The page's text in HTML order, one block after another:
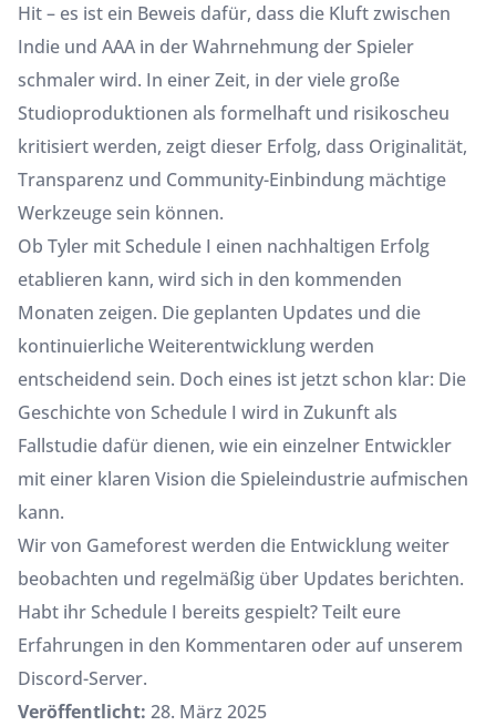
Hit – es ist ein Beweis dafür, dass die Kluft zwischen
Indie und AAA in der Wahrnehmung der Spieler
schmaler wird. In einer Zeit, in der viele große
Studioproduktionen als formelhaft und risikoscheu
kritisiert werden, zeigt dieser Erfolg, dass Originalität,
Transparenz und Community-Einbindung mächtige
Werkzeuge sein können.
Ob Tyler mit Schedule I einen nachhaltigen Erfolg
etablieren kann, wird sich in den kommenden
Monaten zeigen. Die geplanten Updates und die
kontinuierliche Weiterentwicklung werden
entscheidend sein. Doch eines ist jetzt schon klar: Die
Geschichte von Schedule I wird in Zukunft als
Fallstudie dafür dienen, wie ein einzelner Entwickler
mit einer klaren Vision die Spieleindustrie aufmischen
kann.
Wir von Gameforest werden die Entwicklung weiter
beobachten und regelmäßig über Updates berichten.
Habt ihr Schedule I bereits gespielt? Teilt eure
Erfahrungen in den Kommentaren oder auf unserem
Discord-Server.
Veröffentlicht: 28. März 2025